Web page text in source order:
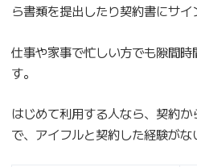
ら書類を提出したり契約書にサイ
仕事や家事で忙しい方でも隙間
す。
はじめて利用する人なら、契約
で、アイフルと契約した経験がな